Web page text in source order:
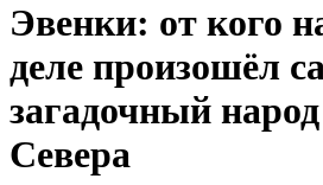
Эвенки: от кого
деле произошёл
загадочный
Севера